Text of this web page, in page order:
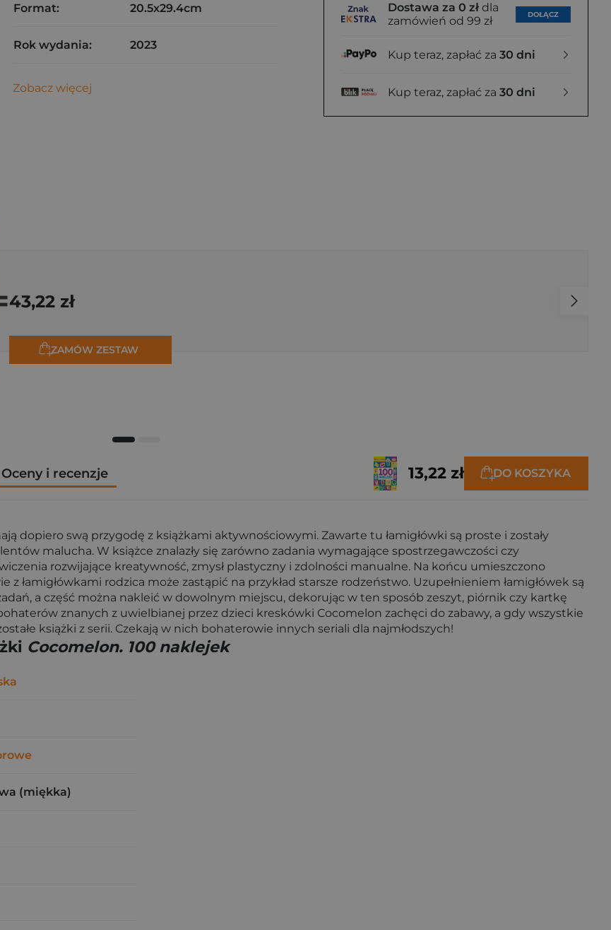
Dostawa za 0 zł dla
zamówień od 99 zł
DOŁĄCZ
Kup teraz, zapłać za 30 dni
Kup teraz, zapłać za 30 dni
Format: 20.5x29.4cm
Rok wydania: 2023
Zobacz więcej
43,22 zł
ZAMÓW ZESTAW
Oceny i recenzje 13,22 zł DO KOSZYKA
dopiero swą przygodę z książkami aktywnościowymi. Zawarte tu łamigłówki są proste i zostały
malucha. W książce znalazły się zarówno zadania wymagające spostrzegawczości czy
rozwijające kreatywność, zmysł plastyczny i zdolności manualne. Na końcu umieszczono
łamigłówkami rodzica może zastąpić na przykład starsze rodzeństwo. Uzupełnieniem łamigłówek są
a część można nakleić w dowolnym miejscu, dekorując w ten sposób zeszyt, piórnik czy kartkę
znanych z uwielbianej przez dzieci kreskówki Cocomelon zachęci do zabawy, a gdy wszystkie
książki z serii. Czekają w nich bohaterowie innych seriali dla najmłodszych!
Cocomelon. 100 naklejek
(miękka)